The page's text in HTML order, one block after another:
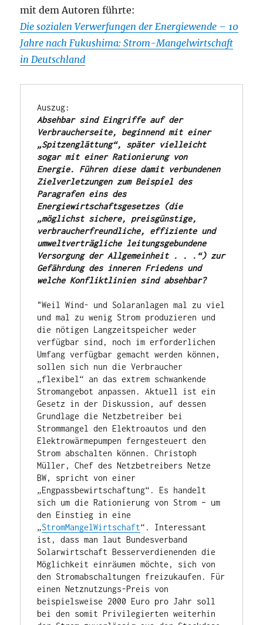
mit dem Autoren führte:
Die sozialen Verwerfungen der Energiewende – 10
Jahre nach Fukushima: Strom-Mangelwirtschaft
in Deutschland
Absehbar sind Eingriffe auf der
Verbraucherseite, beginnend mit einer
„Spitzenglättung“, später vielleicht
sogar mit einer Rationierung von
Energie. Führen diese damit verbundenen
Zielverletzungen zum Beispiel des
Paragrafen eins des
Energiewirtschaftsgesetzes (die
„möglichst sichere, preisgünstige,
verbraucherfreundliche, effiziente und
umweltverträgliche leitungsgebundene
Versorgung der Allgemeinheit . . .“) zur
Gefährdung des inneren Friedens und
welche Konfliktlinien sind absehbar?
"Weil Wind- und Solaranlagen mal zu viel
und mal zu wenig Strom produzieren und
die nötigen Langzeitspeicher weder
verfügbar sind, noch im erforderlichen
Umfang verfügbar gemacht werden können,
sollen sich nun die Verbraucher
„flexibel“ an das extrem schwankende
Stromangebot anpassen. Aktuell ist ein
Gesetz in der Diskussion, auf dessen
Grundlage die Netzbetreiber bei
Strommangel den Elektroautos und den
Elektrowärmepumpen ferngesteuert den
Strom abschalten können. Christoph
Müller, Chef des Netzbetreibers Netze
BW, spricht von einer
„Engpassbewirtschaftung“. Es handelt
sich um die Rationierung von Strom – um
den Einstieg in eine
„StromMangelWirtschaft“. Interessant
ist, dass man laut Bundesverband
Solarwirtschaft Besserverdienenden die
Möglichkeit einräumen möchte, sich von
den Stromabschaltungen freizukaufen. Für
einen Netznutzungs-Preis von
beispielsweise 2000 Euro pro Jahr soll
bei den somit Privilegierten weiterhin